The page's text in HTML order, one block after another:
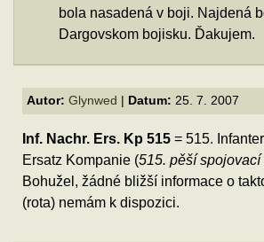
bola nasadená v boji. Najdená
Dargovskom bojisku. Ďakujem.
Autor: Glynwed Datum: 25. 7. 2007
Inf. Nachr. Ers. Kp 515 = 515.
Ersatz Kompanie (515. pěší spojovací
Bohužel, žádné bližší informace o
(rota) nemám k dispozici.